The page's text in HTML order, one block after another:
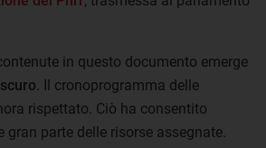
in questo documento emerge
. Il cronoprogramma delle
rispettato. Ciò ha consentito
gran parte delle risorse assegnate.